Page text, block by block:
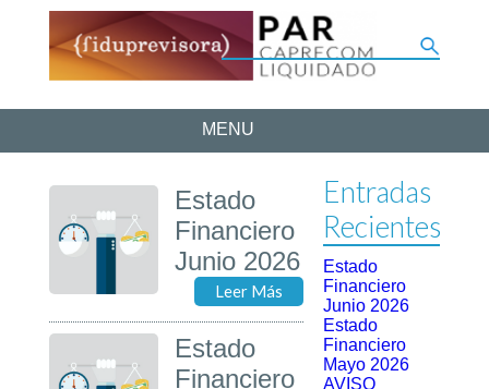
MENU
Entradas
Recientes
Estado
Financiero
Junio 2026
Estado
Financiero
Mayo 2026
AVISO
Estado
Financiero
Junio 2026
Leer Más
Estado
Financiero